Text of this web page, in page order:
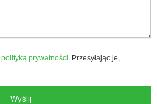
polityką prywatności . Przesyłając je,
Wyślij